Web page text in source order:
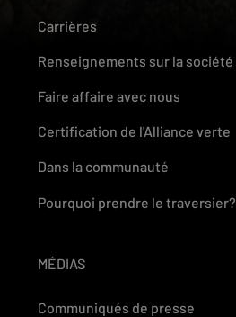
Carrières
Renseignements sur la société
Faire affaire avec nous
Certification de l'Alliance verte
Dans la communauté
Pourquoi prendre le traversier?
MÉDIAS
Communiqués de presse